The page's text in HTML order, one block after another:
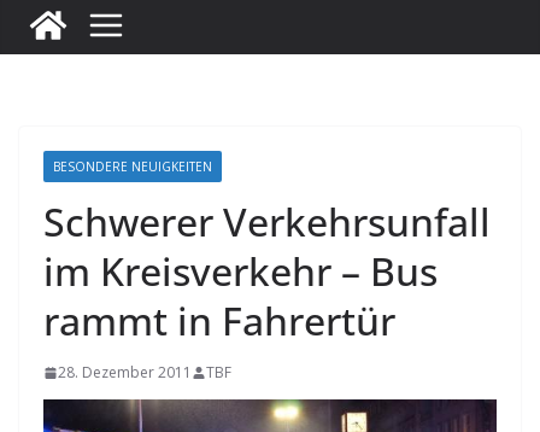
BESONDERE NEUIGKEITEN
Schwerer Verkehrsunfall
im Kreisverkehr – Bus
rammt in Fahrertür
28. Dezember 2011 TBF